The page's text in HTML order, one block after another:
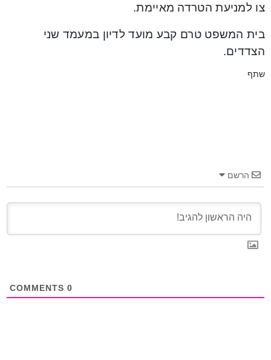
צו למניעת הטרדה מאיימת.
בית המשפט טרם קבע מועד לדיון במעמד שני
הצדדים.
שתף
הרשם
0